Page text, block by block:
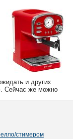
и других
Сейчас же можно
стимером